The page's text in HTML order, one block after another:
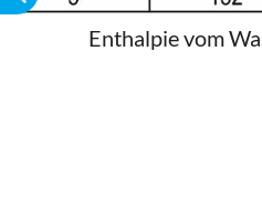
Enthalpie vom